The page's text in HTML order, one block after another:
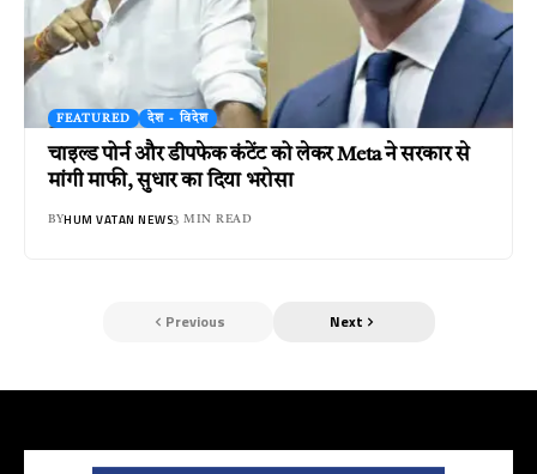
FEATURED देश - विदेश
चाइल्ड पोर्न और डीपफेक कंटेंट को लेकर Meta ने सरकार से
मांगी माफी, सुधार का दिया भरोसा
BYHUM VATAN NEWS3 MIN READ
Previous Next